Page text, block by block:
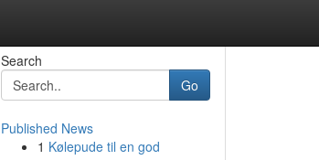
Search
Go
Published News
1 Kølepude til en god